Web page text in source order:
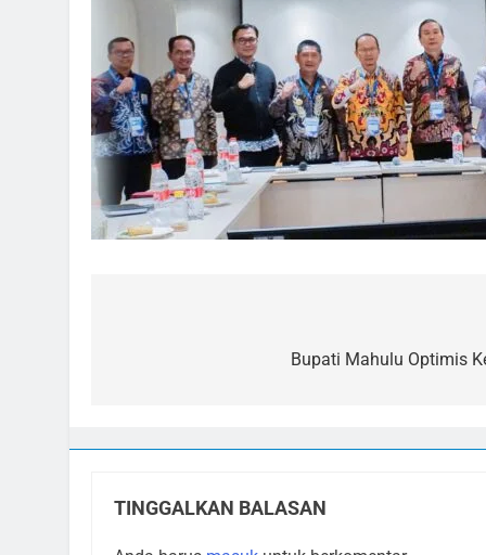
Bupati Mahulu Optimis
TINGGALKAN BALASAN